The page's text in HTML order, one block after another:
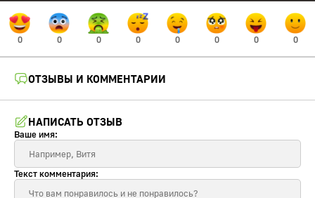
0 0 0 0 0 0 0 0
ОТЗЫВЫ И КОММЕНТАРИИ
НАПИСАТЬ ОТЗЫВ
Ваше имя:
Текст комментария: